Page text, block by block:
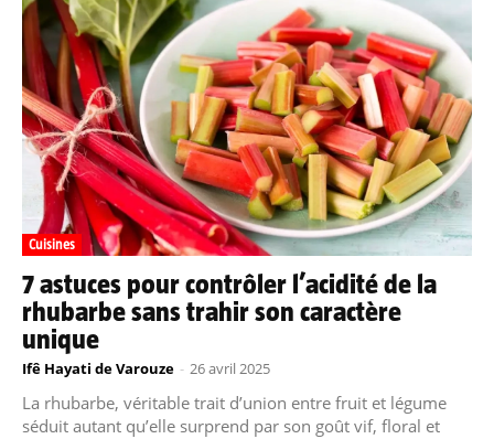
Cuisines
7 astuces pour contrôler l’acidité de la
rhubarbe sans trahir son caractère
unique
Ifê Hayati de Varouze - 26 avril 2025
La rhubarbe, véritable trait d’union entre fruit et légume
séduit autant qu’elle surprend par son goût vif, floral et